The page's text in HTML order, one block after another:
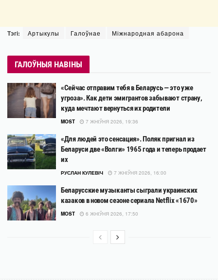
Тэгі: Артыкулы Галоўнае Міжнародная абарона
ГАЛОЎНЫЯ НАВІНЫ
«Сейчас отправим тебя в Беларусь — это уже
угроза». Как дети эмигрантов забывают страну,
куда мечтают вернуться их родители
MOST 7 ЖНІЎНЯ 2026, 19:36
«Для людей это сенсация». Поляк пригнал из
Беларуси две «Волги» 1965 года и теперь продает
их
РУСЛАН КУЛЕВІЧ 7 ЖНІЎНЯ 2026, 16:00
Беларусские музыканты сыграли украинских
казаков в новом сезоне сериала Netflix «1670»
MOST 6 ЖНІЎНЯ 2026, 17:50